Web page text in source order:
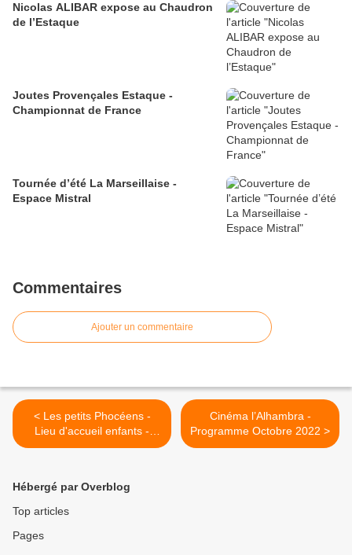
Nicolas ALIBAR expose au Chaudron
de l’Estaque
Joutes Provençales Estaque -
Championnat de France
Tournée d’été La Marseillaise -
Espace Mistral
Commentaires
Ajouter un commentaire
< Les petits Phocéens -
Lieu d'accueil enfants -
parents
Cinéma l’Alhambra -
Programme Octobre 2022 >
Hébergé par Overblog
Top articles
Pages